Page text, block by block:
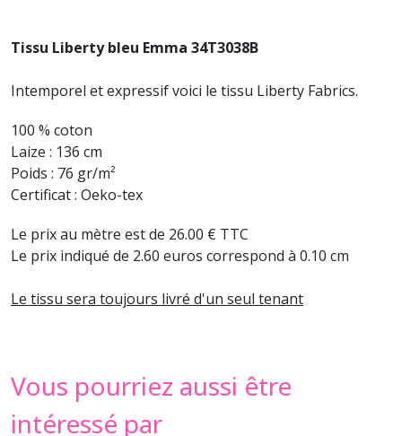
Tissu Liberty bleu Emma 34T3038B
Intemporel et expressif voici le tissu Liberty Fabrics.
100 % coton
Laize : 136 cm
Poids : 76 gr/m²
Certificat : Oeko-tex
Le prix au mètre est de 26.00 € TTC
Le prix indiqué de 2.60 euros correspond à 0.10 cm
Le tissu sera toujours livré d'un seul tenant
Vous pourriez aussi être
intéressé par